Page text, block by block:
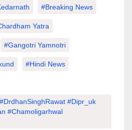
#Breaking News
Yatra
#Gangotri Yamnotri
#hindi News
#dipr_uk
#chamoligarhwal